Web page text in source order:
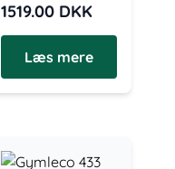
1519.00 DKK
Læs mere